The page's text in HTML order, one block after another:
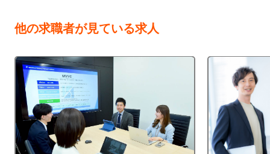
他の求職者が見ている求人